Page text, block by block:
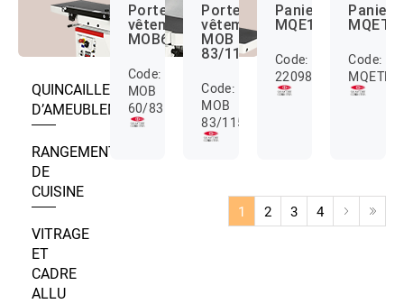
QUINCAILLERIE
D’AMEUBLEMENT
RANGEMENT
DE
CUISINE
VITRAGE
ET
CADRE
ALLU
Porte
vêtement
MOB60/83
Code:
MOB
60/83
Porte
vêtement
MOB
83/115
Code:
MOB
83/115
Paniers
MQE14080AL
Code:
22098055
Panier
Code:
1 2 3 4